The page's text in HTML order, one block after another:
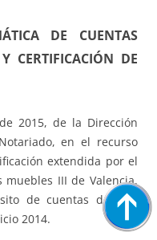
DE CUENTAS
CERTIFICACIÓN DE
2015, de la Dirección
en el recurso
extendida por el
III de Valencia,
de cuentas de una
2014.